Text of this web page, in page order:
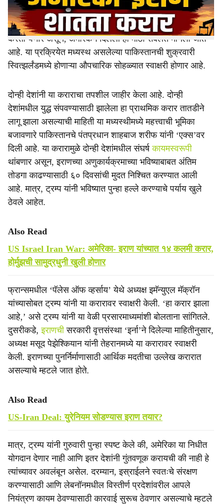
त्या बदल्यात अमेरिकेने इराणवरील निर्बंध शिथिल केले आहेत. यामुळे
इराणला आता जागतिक बाजारपे���ेत मुक्तपणे तेलविक्री
करता येणार असून, अमेरिकेने दिलेली ही मोठी सवलत मानली जात
आहे. या प्रक्रियेत मध्यस्थ असलेल्या पाकिस्तानची शुक्रवारी
स्वित्झर्लंडमध्ये होणाऱ्या औपचारिक सोहळ्यात स्वाक्षरी होणार आहे.
दोन्ही देशांनी या कराराचा तपशील जाहीर केला आहे. दोन्ही
देशांमधील युद्ध संपवण्यासाठी झालेला हा प्राथमिक करार तातडीने
लागू झाला असल्याची माहिती या मध्यस्थीमध्ये महत्त्वाची भूमिका
बजावणारे पाकिस्तानचे पंतप्रधान शाहबाज शरीफ यांनी ‘एक्स’वर
दिली आहे. या करारामुळे दोन्ही देशांमधील संघर्षकायमस्वरूपी
थांबणार असून, इराणच्या अणुकार्यक्रमाच्या भविष्याबाबत अंतिम
तोडगा काढण्यासाठी ६० दिवसांची मुदत निश्चित करण्यात आली
आहे. मात्र, ट्रम्प यांनी भविष्यात पुन्हा हल्ले करण्याचे पर्याय खुले
ठेवले आहेत.
Also Read
US Israel Iran War: अमेरिका- इराण यांच्यात १४ कलमी करार,
होर्मुझची सामुद्रधुनी खुली होणार
फ्रान्समधील ‘पॅलेस ऑफ व्हर्साय’ येथे अध्यक्ष इमॅन्युएल मॅक्रॉन
यांच्यासोबत ट्रम्प यांनी या करारावर स्वाक्षरी केली. ‘हा करार झाला
आहे,’ असे ट्रम्प यांनी या वेळी प्रसारमाध्यमांशी बोलताना सांगितले.
दुसरीकडे,इराणचीसरकारी वृत्तसंस्था ‘इर्ना’ने दिलेल्या माहितीनुसार,
अध्यक्ष मसूद पेझेश्कियान यांनी तेहरानमध्ये या करारावर स्वाक्षरी
केली. इराणच्या पुनर्निर्माणासाठी आर्थिक मदतीचा उल्लेख करारात
असल्याचे म्हटले जात होते.
Also Read
US-Iran Deal: युरेनियम सोडण्यास इराण तयार?
मात्र, ट्रम्प यांनी गुरुवारी पुन्हा स्पष्ट केले की, अमेरिका या निधीत
योगदान देणार नाही आणि इतर देशांनी गुंतवणूक करायची की नाही हे
त्यांच्यावर अवलंबून असेल. दरम्यान, इस्राईलने स्वतःचे संरक्षण
करण्यासाठी आणि लेबनॉनमधील विस्तीर्ण प्रदेशांवरील आपले
नियंत्रण कायम ठेवण्यासाठी कारवाई सुरूच ठेवणार असल्याचे म्हटले